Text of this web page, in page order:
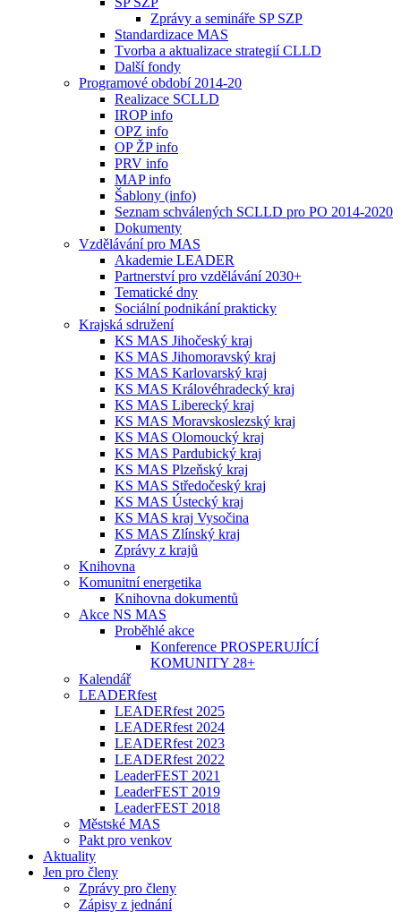
Zprávy a semináře SP SZP
Standardizace MAS
Tvorba a aktualizace strategií CLLD
Další fondy
Programové období 2014-20
Realizace SCLLD
IROP info
OPZ info
OP ŽP info
PRV info
MAP info
Šablony (info)
Seznam schválených SCLLD pro PO 2014-2020
Dokumenty
Vzdělávání pro MAS
Akademie LEADER
Partnerství pro vzdělávání 2030+
Tematické dny
Sociální podnikání prakticky
Krajská sdružení
KS MAS Jihočeský kraj
KS MAS Jihomoravský kraj
KS MAS Karlovarský kraj
KS MAS Královéhradecký kraj
KS MAS Liberecký kraj
KS MAS Moravskoslezský kraj
KS MAS Olomoucký kraj
KS MAS Pardubický kraj
KS MAS Plzeňský kraj
KS MAS Středočeský kraj
KS MAS Ústecký kraj
KS MAS kraj Vysočina
KS MAS Zlínský kraj
Zprávy z krajů
Knihovna
Komunitní energetika
Knihovna dokumentů
Akce NS MAS
Proběhlé akce
Konference PROSPERUJÍCÍ
KOMUNITY 28+
Kalendář
LEADERfest
LEADERfest 2025
LEADERfest 2024
LEADERfest 2023
LEADERfest 2022
LeaderFEST 2021
LeaderFEST 2019
LeaderFEST 2018
Městské MAS
Pakt pro venkov
Aktuality
Jen pro členy
Zprávy pro členy
Zápisy z jednání